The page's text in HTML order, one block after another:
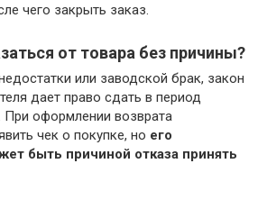
чего закрыть заказ.
от товара без причины?
или заводской брак, закон
дает право сдать в период
При оформлении возврата
чек о покупке, но его
быть причиной отказа принять